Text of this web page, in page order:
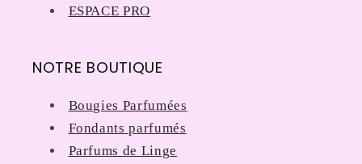
ESPACE PRO
NOTRE BOUTIQUE
Bougies Parfumées
Fondants parfumés
Parfums de Linge